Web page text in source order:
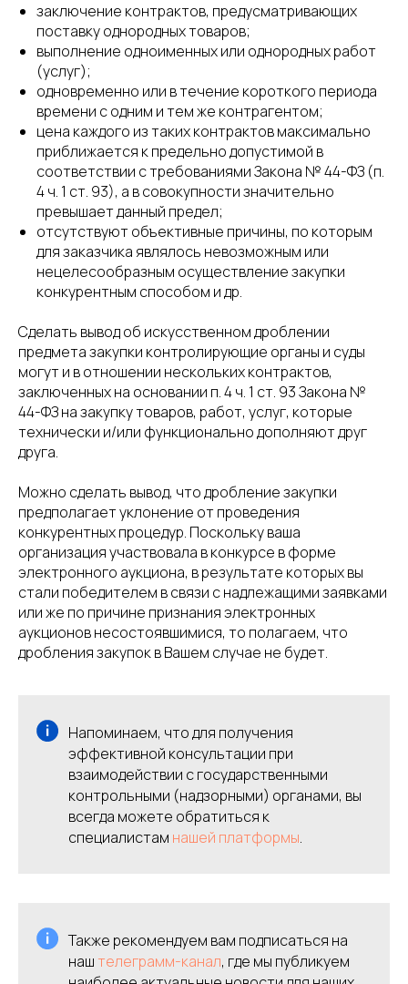
заключение контрактов, предусматривающих
поставку однородных товаров;
выполнение одноименных или однородных работ
(услуг);
одновременно или в течение короткого периода
времени с одним и тем же контрагентом;
цена каждого из таких контрактов максимально
приближается к предельно допустимой в
соответствии с требованиями Закона № 44-ФЗ (п.
4 ч. 1 ст. 93), а в совокупности значительно
превышает данный предел;
отсутствуют объективные причины, по которым
для заказчика являлось невозможным или
нецелесообразным осуществление закупки
конкурентным способом и др.
Сделать вывод об искусственном дроблении
предмета закупки контролирующие органы и суды
могут и в отношении нескольких контрактов,
заключенных на основании п. 4 ч. 1 ст. 93 Закона №
44-ФЗ на закупку товаров, работ, услуг, которые
технически и/или функционально дополняют друг
друга.
Можно сделать вывод, что дробление закупки
предполагает уклонение от проведения
конкурентных процедур. Поскольку ваша
организация участвовала в конкурсе в форме
электронного аукциона, в результате которых вы
стали победителем в связи с надлежащими заявками
или же по причине признания электронных
аукционов несостоявшимися, то полагаем, что
дробления закупок в Вашем случае не будет.
Напоминаем, что для получения
эффективной консультации при
взаимодействии с государственными
контрольными (надзорными) органами, вы
всегда можете обратиться к
специалистам нашей платформы.
Также рекомендуем вам подписаться на
наш телеграмм-канал, где мы публикуем